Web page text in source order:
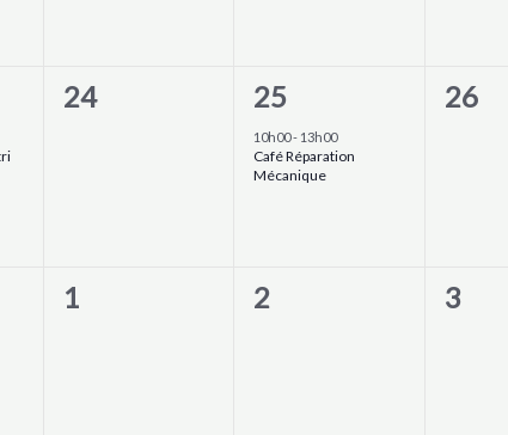
0
24
1
évènement,
25
10h00- 13h00
Café Réparation
Mécanique
0
26
0
1
0
2
0
3